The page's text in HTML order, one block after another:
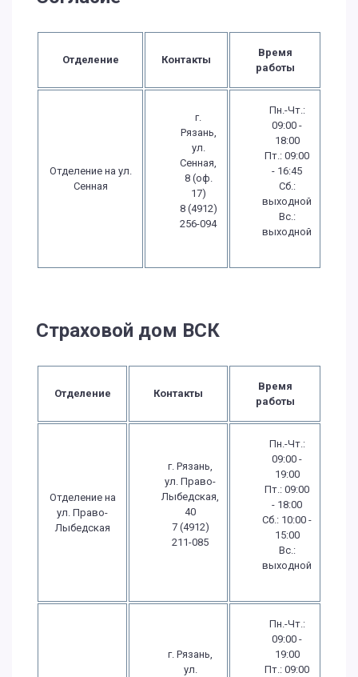
Отделение Контакты
Время
работы
Отделение на ул.
Сенная
г.
Рязань,
ул.
Сенная,
8 (оф.
17)
8 (4912)
256-094
Пн.-Чт.:
09:00 -
18:00
Пт.: 09:00
- 16:45
Сб.:
выходной
Вс.:
выходной
Страховой дом ВСК
Отделение Контакты
Время
работы
Отделение на
ул. Право-
Лыбедская
г. Рязань,
ул. Право-
Лыбедская,
40
7 (4912)
211-085
Пн.-Чт.:
09:00 -
19:00
Пт.: 09:00
- 18:00
Сб.: 10:00 -
15:00
Вс.:
выходной
г. Рязань,
ул.
Пн.-Чт.:
09:00 -
19:00
Пт.: 09:00